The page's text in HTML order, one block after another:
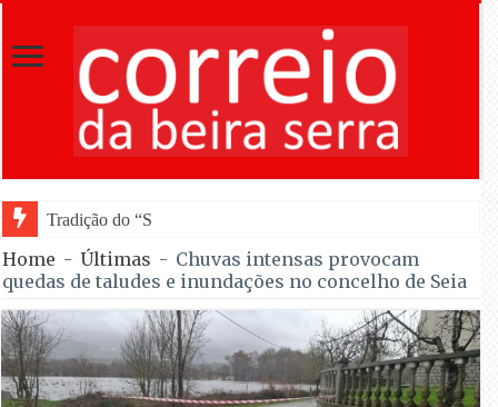
Tradição do “Solteiros vs Casados” regressa à
Home - Últimas - Chuvas intensas provocam
quedas de taludes e inundações no concelho de Seia